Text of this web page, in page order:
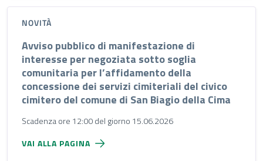
NOVITÀ
Avviso pubblico di manifestazione di
interesse per negoziata sotto soglia
comunitaria per l’affidamento della
concessione dei servizi cimiteriali del civico
cimitero del comune di San Biagio della Cima
Scadenza ore 12:00 del giorno 15.06.2026
VAI ALLA PAGINA